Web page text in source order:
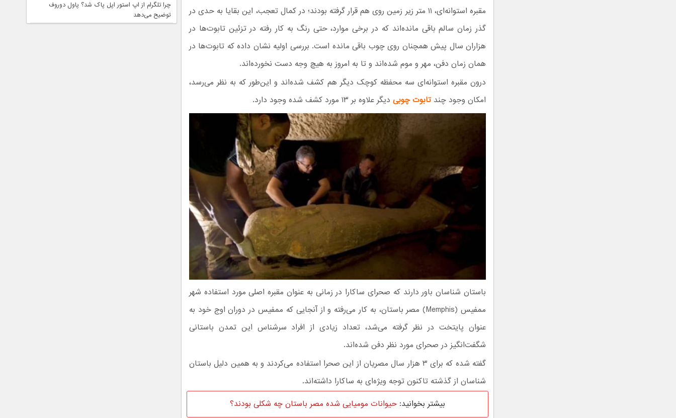
مقبره استوانه‌ای، ۱۱ متر زیر زمین روی هم قرار گرفته بودند؛ در کمال تعجب، این بقایا به حدی در
گذر زمان سالم باقی مانده‌اند که در برخی موارد، حتی رنگ به کار رفته در تزئین تابوت‌ها در
هزاران سال پیش همچنان روی چوب باقی مانده است. بررسی اولیه نشان داده که تابوت‌ها در
همان زمان دفن، مهر و موم شده‌اند و تا به امروز به هیچ وجه دست نخورده‌اند.
درون مقبره استوانه‌ای سه محفظه کوچک دیگر هم کشف شده‌اند و این‌طور که به نظر می‌رسد،
امکان وجود چند تابوت چوبی دیگر علاوه بر ۱۳ مورد کشف شده وجود دارد.
باستان شناسان باور دارند که صحرای ساکارا در زمانی به عنوان مقبره اصلی مورد استفاده شهر
ممفیس (Memphis) مصر باستان، به کار می‌رفته و از آنجایی که ممفیس در دوران اوج خود به
عنوان پایتخت در نظر گرفته می‌شد، تعداد زیادی از افراد سرشناس این تمدن باستانی
شگفت‌انگیز در صحرای مورد نظر دفن شده‌اند.
گفته شده که برای ۳ هزار سال مصریان از این صحرا استفاده می‌کردند و به همین دلیل باستان
شناسان از گذشته تاکنون توجه ویژه‌ای به ساکارا داشته‌اند.
بیشتر بخوانید: حیوانات مومیایی شده مصر باستان چه شکلی بودند؟
چرا تلگرام از اپ استور اپل پاک شد؟ پاول دوروف
توضیح می‌دهد